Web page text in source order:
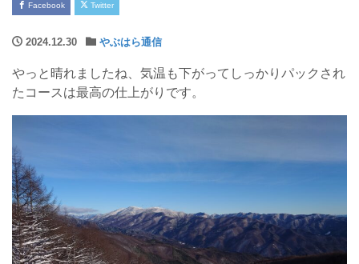
Facebook Twitter
2024.12.30 やぶはら通信
やっと晴れましたね、気温も下がってしっかりパックされ
たコースは最高の仕上がりです。